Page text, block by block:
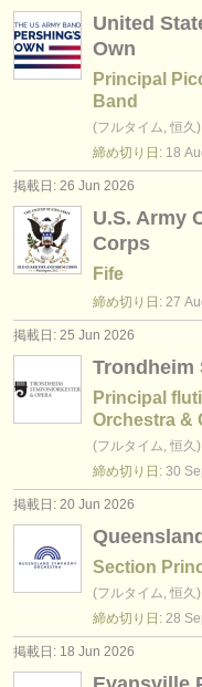
United
Own
Principal
Band
(フルタイム, 恒久)
締め切り日: 18
掲載日: 26 Jun 2026
U.S. Army
Corps
Fife
締め切り日: 27
掲載日: 25 Jun 2026
Trondheim
Principal
Orchestra &
(フルタイム, 恒久)
締め切り日: 30
掲載日: 20 Jun 2026
Section
(フルタイム, 恒久)
締め切り日: 28
掲載日: 18 Jun 2026